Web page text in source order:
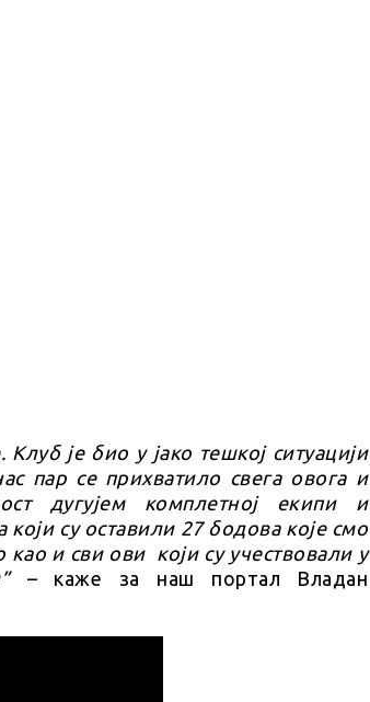
Клуб је био у јако тешкој ситуацији
пар се прихватило свега овога и
дугујем комплетној екипи и
су оставили 27 бодова које смо
и сви ови који су учествовали у
– каже за наш портал Владан